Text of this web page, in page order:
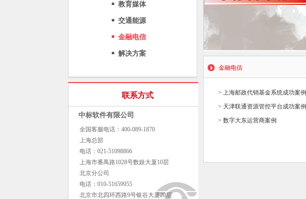
教育媒体
交通能源
金融电信
解决方案
联系方式
中标软件有限公司
全国客服电话：400-089-1870
上海总部
电话：021-51098866
上海市番禺路1028号数娱大厦10层
北京分公司
电话：010-51659955
北京市北四环西路9号银谷大厦20层
金融电信
> 上海邮政代销基金系统成功案例
> 天津联通资源管控平台成功案例
> 数字大东运营商案例